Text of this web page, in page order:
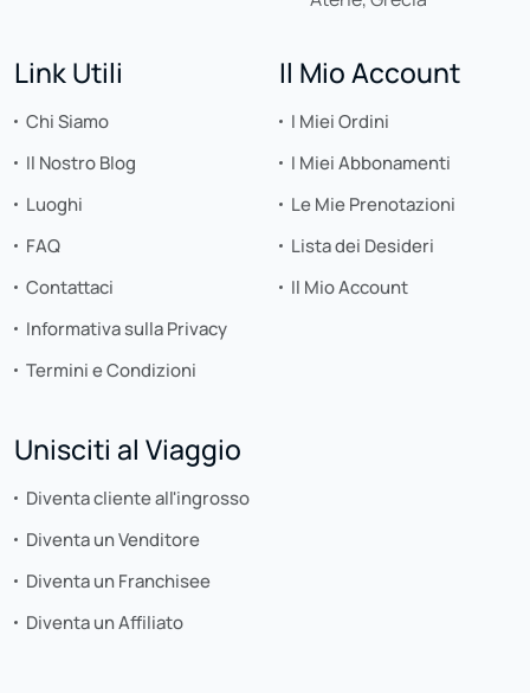
Link Utili
Chi Siamo
Il Nostro Blog
Luoghi
FAQ
Contattaci
Informativa sulla Privacy
Termini e Condizioni
Il Mio Account
I Miei Ordini
I Miei Abbonamenti
Le Mie Prenotazioni
Lista dei Desideri
Il Mio Account
Unisciti al Viaggio
Diventa cliente all'ingrosso
Diventa un Venditore
Diventa un Franchisee
Diventa un Affiliato